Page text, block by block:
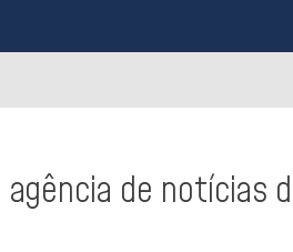
agência de notícias